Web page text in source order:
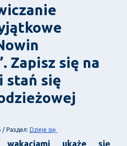
Zapisz się na
stań się
/ Раздел: Dzieje się
wakacjami ukaże się